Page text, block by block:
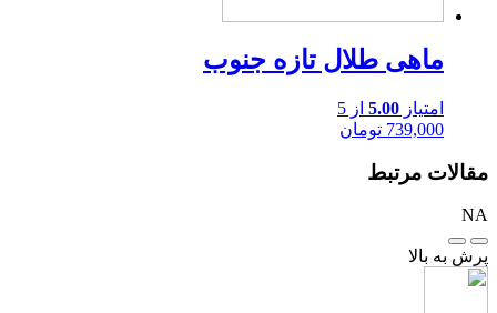
ماهی طلال تازه جنوب
امتیاز 5.00 از 5
739,000 تومان
مقالات مرتبط
NA
پرش به بالا